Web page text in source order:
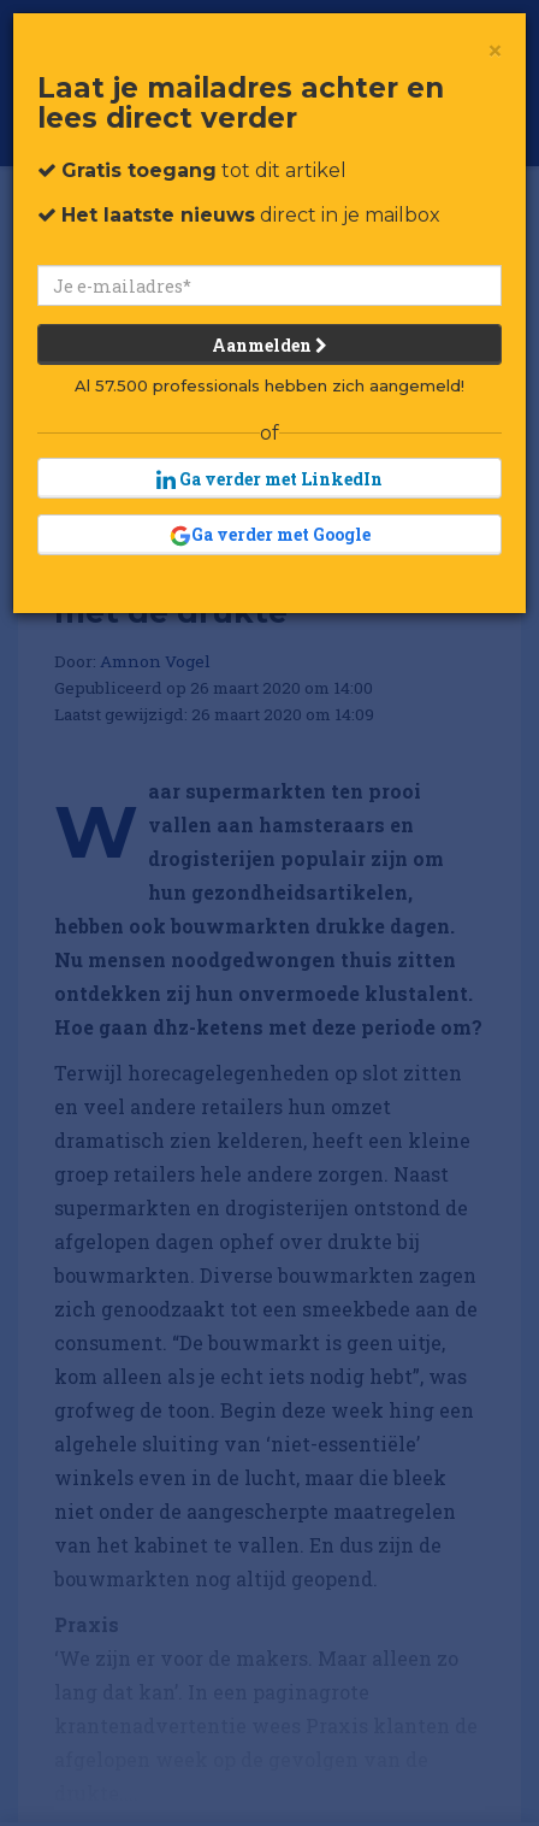
Voor professionals in retail & brands
Toggle
met de drukte
Door: Amnon Vogel
Gepubliceerd op 26 maart 2020 om 14:00
Laatst gewijzigd: 26 maart 2020 om 14:09
W aar supermarkten ten prooi
vallen aan hamsteraars en
drogisterijen populair zijn om
hun gezondheidsartikelen,
hebben ook bouwmarkten drukke dagen.
Nu mensen noodgedwongen thuis zitten
ontdekken zij hun onvermoede klustalent.
Hoe gaan dhz-ketens met deze periode om?
Terwijl horecagelegenheden op slot zitten
en veel andere retailers hun omzet
dramatisch zien kelderen, heeft een kleine
groep retailers hele andere zorgen. Naast
supermarkten en drogisterijen ontstond de
afgelopen dagen ophef over drukte bij
bouwmarkten. Diverse bouwmarkten zagen
zich genoodzaakt tot een smeekbede aan de
consument. “De bouwmarkt is geen uitje,
kom alleen als je echt iets nodig hebt”, was
grofweg de toon. Begin deze week hing een
algehele sluiting van ‘niet-essentiële’
winkels even in de lucht, maar die bleek
niet onder de aangescherpte maatregelen
van het kabinet te vallen. En dus zijn de
bouwmarkten nog altijd geopend.
Praxis
×
Laat je mailadres achter en
lees direct verder
Gratis toegang tot dit artikel
Het laatste nieuws direct in je mailbox
Aanmelden
Al 57.500 professionals hebben zich aangemeld!
of
Ga verder met LinkedIn
Ga verder met Google